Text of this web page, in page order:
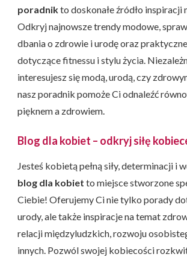
poradnikto doskonałe źródło inspiracji
Odkryj najnowsze trendy modowe,
dbania o zdrowie i urodę oraz
dotyczące fitnessu i stylu życia.
interesujesz się modą, urodą, czy
nasz poradnik pomoże Ci odnaleźć
pięknem a zdrowiem.
Blog dla kobiet – odkryj siłę
Jesteś kobietą pełną siły, determinacji i
blog dla kobiet to miejsce stworzone
Ciebie! Oferujemy Ci nie tylko porady
urody, ale także inspiracje na temat
relacji międzyludzkich, rozwoju
innych. Pozwól swojej kobiecości